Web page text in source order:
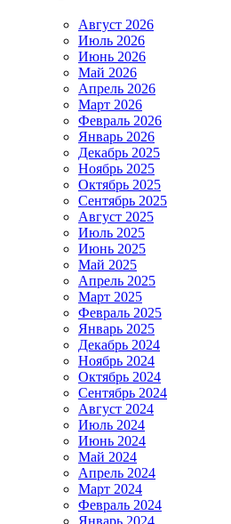
Август 2026
Июль 2026
Июнь 2026
Май 2026
Апрель 2026
Март 2026
Февраль 2026
Январь 2026
Декабрь 2025
Ноябрь 2025
Октябрь 2025
Сентябрь 2025
Август 2025
Июль 2025
Июнь 2025
Май 2025
Апрель 2025
Март 2025
Февраль 2025
Январь 2025
Декабрь 2024
Ноябрь 2024
Октябрь 2024
Сентябрь 2024
Август 2024
Июль 2024
Июнь 2024
Май 2024
Апрель 2024
Март 2024
Февраль 2024
Январь 2024